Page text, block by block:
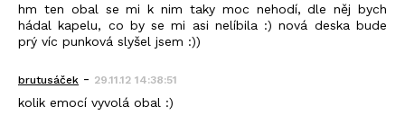
hm ten obal se mi k nim taky moc nehodí, dle něj bych
hádal kapelu, co by se mi asi nelíbila :) nová deska bude
prý víc punková slyšel jsem :))
brutusáček - 29.11.12 14:38:51
kolik emocí vyvolá obal :)